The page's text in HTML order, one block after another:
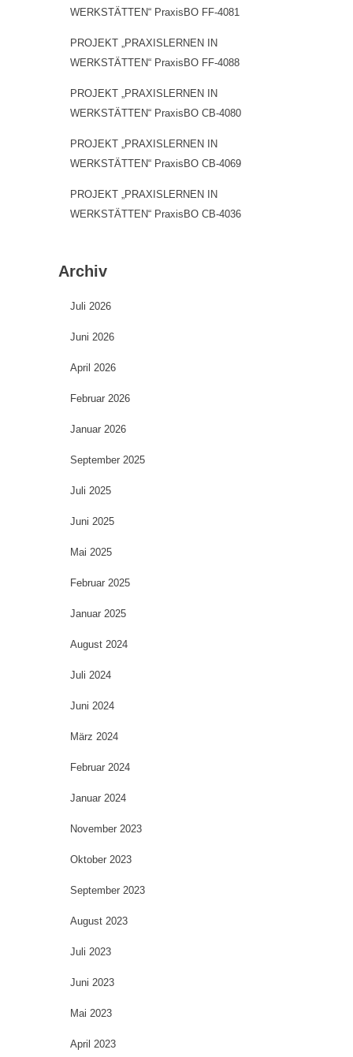
WERKSTÄTTEN“ PraxisBO FF-4081
PROJEKT „PRAXISLERNEN IN
WERKSTÄTTEN“ PraxisBO FF-4088
PROJEKT „PRAXISLERNEN IN
WERKSTÄTTEN“ PraxisBO CB-4080
PROJEKT „PRAXISLERNEN IN
WERKSTÄTTEN“ PraxisBO CB-4069
PROJEKT „PRAXISLERNEN IN
WERKSTÄTTEN“ PraxisBO CB-4036
Archiv
Juli 2026
Juni 2026
April 2026
Februar 2026
Januar 2026
September 2025
Juli 2025
Juni 2025
Mai 2025
Februar 2025
Januar 2025
August 2024
Juli 2024
Juni 2024
März 2024
Februar 2024
Januar 2024
November 2023
Oktober 2023
September 2023
August 2023
Juli 2023
Juni 2023
Mai 2023
April 2023